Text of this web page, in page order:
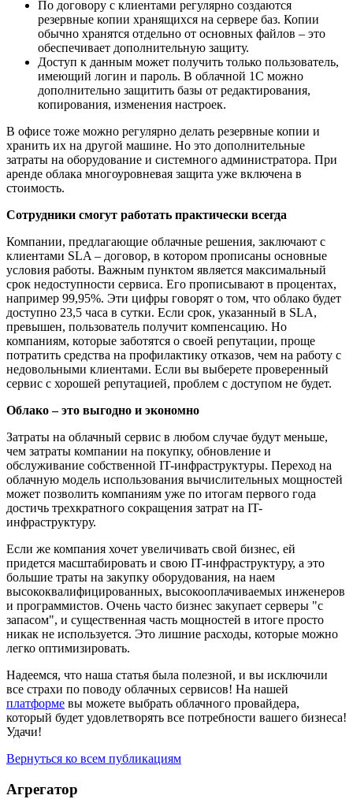
По договору с клиентами регулярно создаются
резервные копии хранящихся на сервере баз. Копии
обычно хранятся отдельно от основных файлов – это
обеспечивает дополнительную защиту.
Доступ к данным может получить только пользователь,
имеющий логин и пароль. В облачной 1С можно
дополнительно защитить базы от редактирования,
копирования, изменения настроек.
В офисе тоже можно регулярно делать резервные копии и
хранить их на другой машине. Но это дополнительные
затраты на оборудование и системного администратора. При
аренде облака многоуровневая защита уже включена в
стоимость.
Сотрудники смогут работать практически всегда
Компании, предлагающие облачные решения, заключают с
клиентами SLA – договор, в котором прописаны основные
условия работы. Важным пунктом является максимальный
срок недоступности сервиса. Его прописывают в процентах,
например 99,95%. Эти цифры говорят о том, что облако будет
доступно 23,5 часа в сутки. Если срок, указанный в SLA,
превышен, пользователь получит компенсацию. Но
компаниям, которые заботятся о своей репутации, проще
потратить средства на профилактику отказов, чем на работу с
недовольными клиентами. Если вы выберете проверенный
сервис с хорошей репутацией, проблем с доступом не будет.
Облако – это выгодно и экономно
Затраты на облачный сервис в любом случае будут меньше,
чем затраты компании на покупку, обновление и
обслуживание собственной IT-инфраструктуры. Переход на
облачную модель использования вычислительных мощностей
может позволить компаниям уже по итогам первого года
достичь трехкратного сокращения затрат на IT-
инфраструктуру.
Если же компания хочет увеличивать свой бизнес, ей
придется масштабировать и свою IT-инфраструктуру, а это
большие траты на закупку оборудования, на наем
высококвалифицированных, высокооплачиваемых инженеров
и программистов. Очень часто бизнес закупает серверы "с
запасом", и существенная часть мощностей в итоге просто
никак не используется. Это лишние расходы, которые можно
легко оптимизировать.
Надеемся, что наша статья была полезной, и вы исключили
все страхи по поводу облачных сервисов! На нашей
платформе вы можете выбрать облачного провайдера,
который будет удовлетворять все потребности вашего бизнеса!
Удачи!
Вернуться ко всем публикациям
Агрегатор